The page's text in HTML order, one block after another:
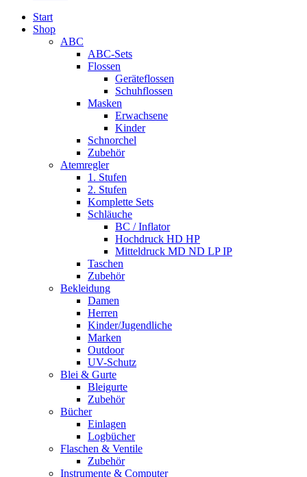
Start
Shop
ABC
ABC-Sets
Flossen
Geräteflossen
Schuhflossen
Masken
Erwachsene
Kinder
Schnorchel
Zubehör
Atemregler
1. Stufen
2. Stufen
Komplette Sets
Schläuche
BC / Inflator
Hochdruck HD HP
Mitteldruck MD ND LP IP
Taschen
Zubehör
Bekleidung
Damen
Herren
Kinder/Jugendliche
Marken
Outdoor
UV-Schutz
Blei & Gurte
Bleigurte
Zubehör
Bücher
Einlagen
Logbücher
Flaschen & Ventile
Zubehör
Instrumente & Computer